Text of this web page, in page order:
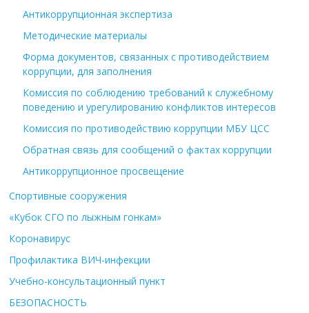
Антикоррупционная экспертиза
Методические материалы
Форма документов, связанных с противодействием
коррупции, для заполнения
Комиссия по соблюдению требований к служебному
поведению и урегулированию конфликтов интересов
Комиссия по противодействию коррупции МБУ ЦСС
Обратная связь для сообщений о фактах коррупции
Антикоррупционное просвещение
Спортивные сооружения
«Кубок СГО по лыжным гонкам»
Коронавирус
Профилактика ВИЧ-инфекции
Учебно-консультационный пункт
БЕЗОПАСНОСТЬ